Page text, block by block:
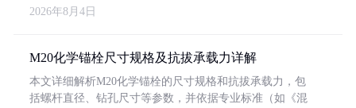
2026年8月4日
M20化学锚栓尺寸规格及抗拔承载力详解
本文详细解析M20化学锚栓的尺寸规格和抗拔承载力，包
括螺杆直径、钻孔尺寸等参数，并依据专业标准（如《混